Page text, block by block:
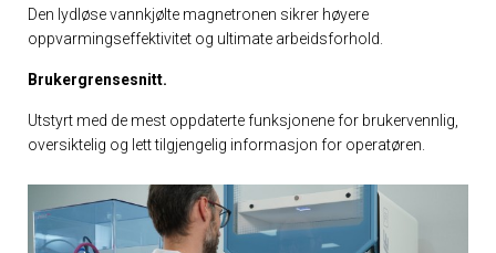
Den lydløse vannkjølte magnetronen sikrer høyere
oppvarmingseffektivitet og ultimate arbeidsforhold.
Brukergrensesnitt.
Utstyrt med de mest oppdaterte funksjonene for brukervennlig,
oversiktelig og lett tilgjengelig informasjon for operatøren.